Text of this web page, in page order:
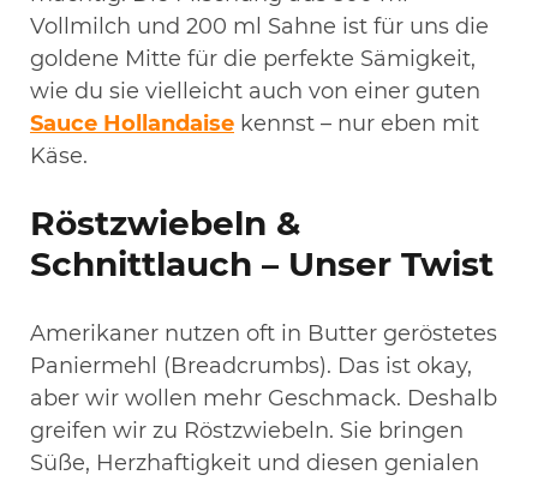
Vollmilch und 200 ml Sahne ist für uns die
goldene Mitte für die perfekte Sämigkeit,
wie du sie vielleicht auch von einer guten
Sauce Hollandaise kennst – nur eben mit
Käse.
Röstzwiebeln &
Schnittlauch – Unser Twist
Amerikaner nutzen oft in Butter geröstetes
Paniermehl (Breadcrumbs). Das ist okay,
aber wir wollen mehr Geschmack. Deshalb
greifen wir zu Röstzwiebeln. Sie bringen
Süße, Herzhaftigkeit und diesen genialen